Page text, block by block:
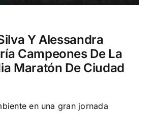
Y Alessandra
Campeones De La
Maratón De Ciudad
en una gran jornada